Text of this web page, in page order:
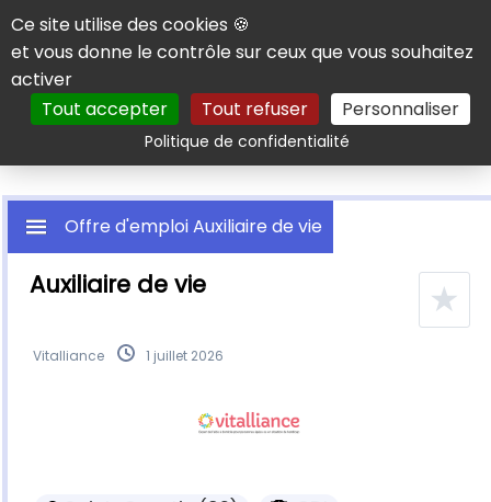
Panneau de gestion des cookies
Ce site utilise des cookies 🍪
et vous donne le contrôle sur ceux que vous souhaitez
activer
Tout accepter
Tout refuser Personnaliser
Politique de confidentialitéRechercher
Offre d'emploi Auxiliaire de vie
Auxiliaire de vie ★
Vitalliance 1 juillet 2026